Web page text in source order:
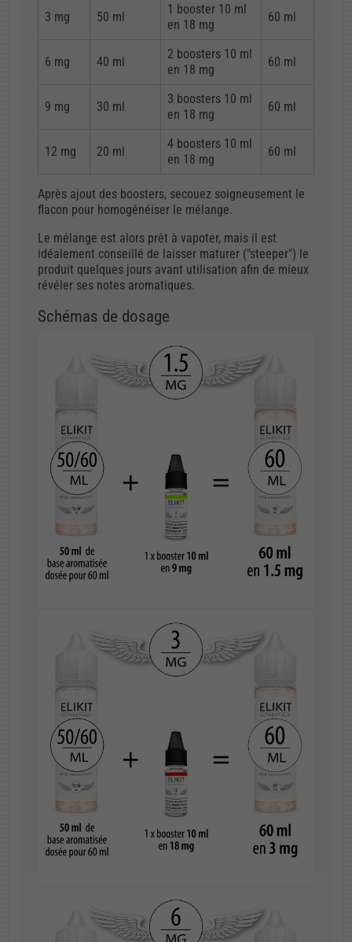
3 mg 50 ml
1 booster 10 ml
en 18 mg
60 ml
6 mg 40 ml
2 boosters 10 ml
en 18 mg
60 ml
9 mg 30 ml
3 boosters 10 ml
en 18 mg
60 ml
12 mg 20 ml
4 boosters 10 ml
en 18 mg
60 ml
Après ajout des boosters, secouez soigneusement le
flacon pour homogénéiser le mélange.
Le mélange est alors prêt à vapoter, mais il est
idéalement conseillé de laisser maturer ("steeper") le
produit quelques jours avant utilisation afin de mieux
révéler ses notes aromatiques.
Schémas de dosage